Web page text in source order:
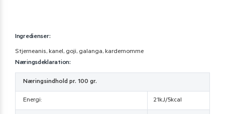
Ingredienser:
Stjerneanis, kanel, goji, galanga, kardemomme
Næringsdeklaration:
Næringsindhold pr. 100 gr.
Energi: 21kJ/5kcal